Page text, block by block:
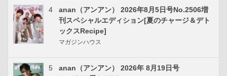
4
anan（アンアン） 2026年8月5日号No.2506増
刊スペシャルエディション[夏のチャージ＆デト
ックスRecipe]
マガジンハウス
5
anan（アンアン） 2026年 8月19日号